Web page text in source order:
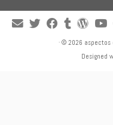
· © 2026 aspectos
Designed